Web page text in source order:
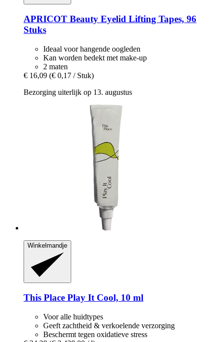
APRICOT Beauty Eyelid Lifting Tapes, 96
Stuks
Ideaal voor hangende oogleden
Kan worden bedekt met make-up
2 maten
€ 16,09 (€ 0,17 / Stuk)
Bezorging uiterlijk op 13. augustus
Winkelmandje
This Place Play It Cool, 10 ml
Voor alle huidtypes
Geeft zachtheid & verkoelende verzorging
Beschermt tegen oxidatieve stress